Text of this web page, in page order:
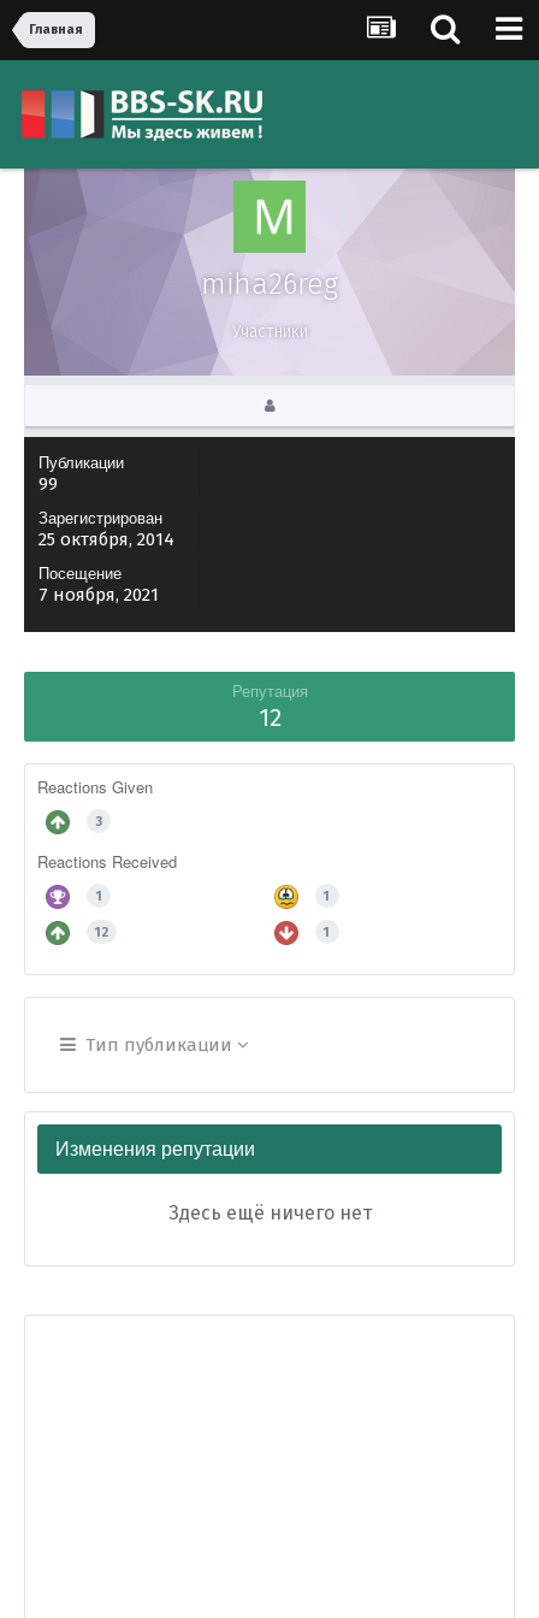
Главная
miha26reg
Участники
Публикации
99
Зарегистрирован
25 октября, 2014
Посещение
7 ноября, 2021
Репутация
12
Reactions Given
3
Reactions Received
1 1
12 1
Тип публикации
Изменения репутации
Здесь ещё ничего нет